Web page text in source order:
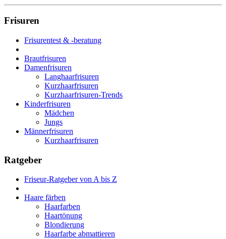
Frisuren
Frisurentest & -beratung
Brautfrisuren
Damenfrisuren
Langhaarfrisuren
Kurzhaarfrisuren
Kurzhaarfrisuren-Trends
Kinderfrisuren
Mädchen
Jungs
Männerfrisuren
Kurzhaarfrisuren
Ratgeber
Friseur-Ratgeber von A bis Z
Haare färben
Haarfarben
Haartönung
Blondierung
Haarfarbe abmattieren